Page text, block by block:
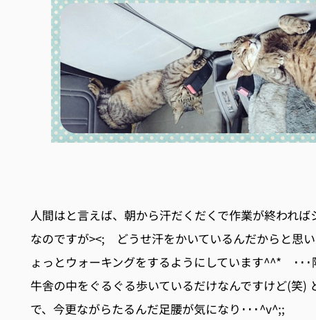
人間はと言えば、朝から汗だくだくで作業が終われ
なのですが><; どうせ汗をかいているんだからと思
ょっとウォーキングをするようにしています^^* ･･･
牛舎の中をぐるぐる歩いているだけなんですけど(笑)
で、今更ながらたるんだ足腰が気になり･･･^v^;;